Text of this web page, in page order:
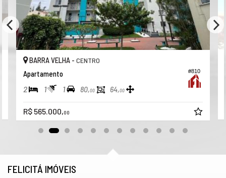
#810
BARRA VELHA -CENTRO
Apartamento
2 1 1 80,00 64,00
R$ 565.000,00
FELICITÁ IMÓVEIS